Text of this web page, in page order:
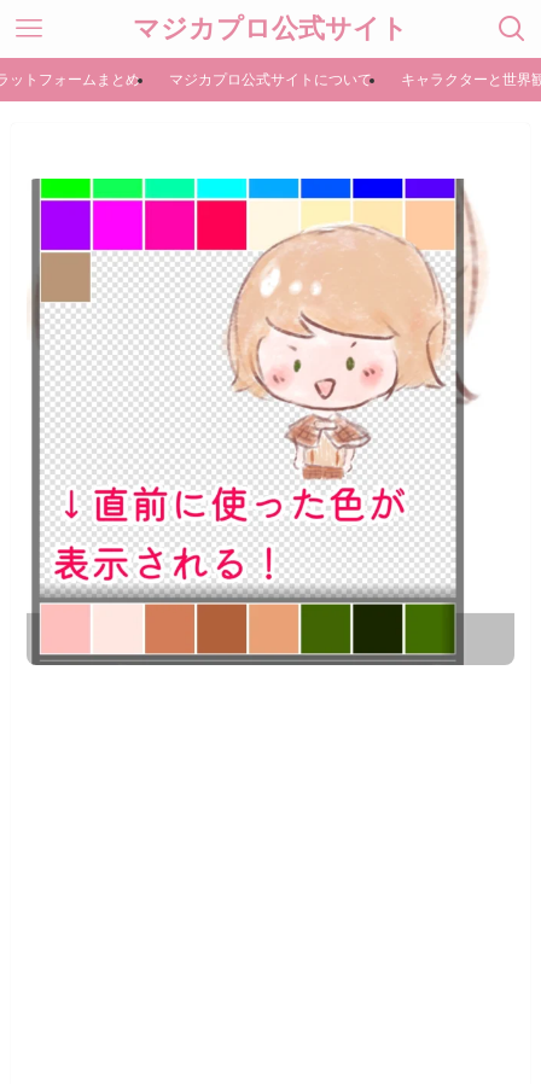
マジカプロ公式サイト
ットフォームまとめ マジカプロ公式サイトについて キャラクターと世界